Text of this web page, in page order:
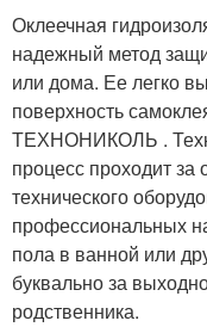
Оклеечная
надежный метод
или дома. Ее легко
поверхность
ТЕХНОНИКОЛЬ .
процесс проходит за
технического
профессиональных
пола в ванной или
буквально за
родственника.